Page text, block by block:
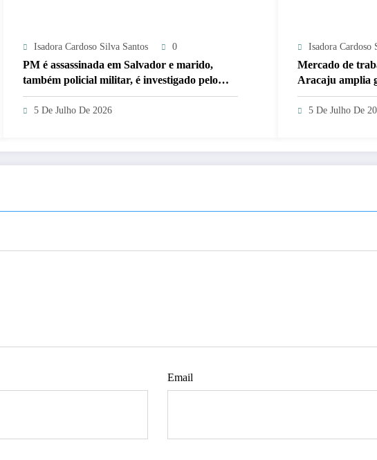
Isadora Cardoso Silva Santos 0
PM é assassinada em Salvador e marido,
também policial militar, é investigado pelo
crime
5 De Julho De 2026
Isadora Cardoso
Mercado de
Aracaju amplia
5 De Julho De
Email